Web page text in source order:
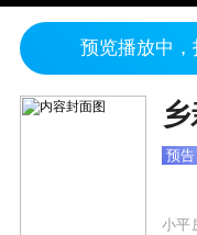
预览播放中，
预告
小平